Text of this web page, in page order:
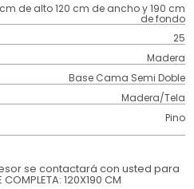
cm de alto 120 cm de ancho y 190 cm
de fondo
25
Madera
Base Cama Semi Doble
Madera/Tela
Pino
se contactará con usted para
120X190 CM